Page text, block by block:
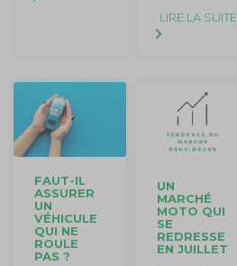
LIRE LA SUITE
FAUT-IL
ASSURER
UN
VÉHICULE
QUI NE
ROULE
PAS ?
UN
MARCHÉ
MOTO QUI
SE
REDRESSE
EN JUILLET